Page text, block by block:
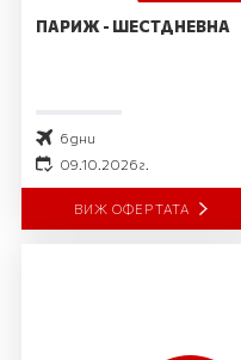
ПАРИЖ - ШЕСТДНЕВНА
6 дни
09.10.2026 г.
ВИЖ ОФЕРТАТА